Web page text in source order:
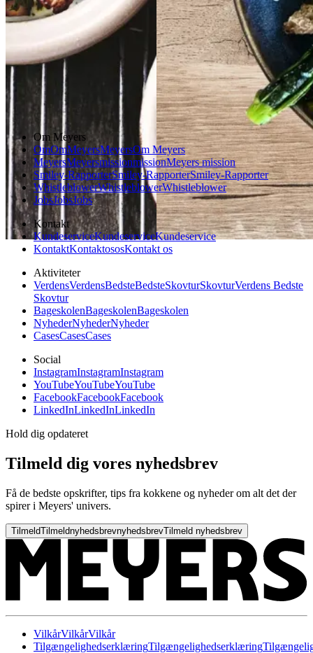
Glutenfri
Sommermad
Efterårsmad
Vintermad
Om Meyers
OmOmMeyersMeyersOm Meyers
MeyersMeyersmissionmissionMeyers mission
Smiley-RapporterSmiley-RapporterSmiley-Rapporter
WhistleblowerWhistleblowerWhistleblower
JobsJobsJobs
Kontakt
KundeserviceKundeserviceKundeservice
KontaktKontaktososKontakt os
Aktiviteter
VerdensVerdensBedsteBedsteSkovturSkovturVerdens Bedste
Skovtur
BageskolenBageskolenBageskolen
NyhederNyhederNyheder
CasesCasesCases
Social
InstagramInstagramInstagram
YouTubeYouTubeYouTube
FacebookFacebookFacebook
LinkedInLinkedInLinkedIn
Hold dig opdateret
Tilmeld dig vores nyhedsbrev
Få de bedste opskrifter, tips fra kokkene og nyheder om alt det der
spirer i Meyers' univers.
TilmeldTilmeldnyhedsbrevnyhedsbrevTilmeld nyhedsbrev
VilkårVilkårVilkår
TilgængelighedserklæringTilgængelighedserklæring